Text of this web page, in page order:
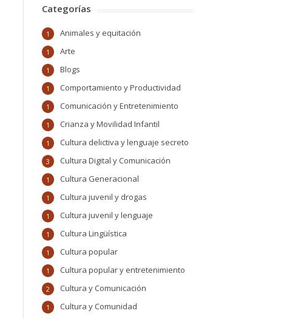
Categorías
Animales y equitación
1
Arte
1
Blogs
1
Comportamiento y Productividad
1
Comunicación y Entretenimiento
1
Crianza y Movilidad Infantil
1
Cultura delictiva y lenguaje secreto
1
Cultura Digital y Comunicación
3
Cultura Generacional
1
Cultura juvenil y drogas
1
Cultura juvenil y lenguaje
1
Cultura Lingüística
1
Cultura popular
1
Cultura popular y entretenimiento
1
Cultura y Comunicación
2
Cultura y Comunidad
1